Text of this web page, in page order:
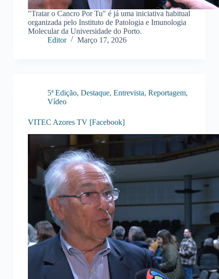
"Tratar o Cancro Por Tu" é já uma iniciativa habitual
organizada pelo Instituto de Patologia e Imunologia
Molecular da Universidade do Porto.
Editor
Março 17, 2026
5ª Edição, Destaque, Entrevista, Reportagem,
Vídeo
VITEC Azores TV [Facebook]